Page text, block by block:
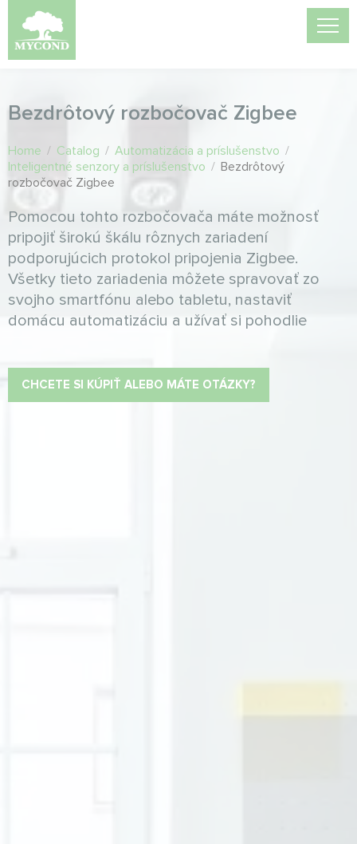
Bezdrôtový rozbočovač Zigbee
Home / Catalog / Automatizácia a príslušenstvo /
Inteligentné senzory a príslušenstvo / Bezdrôtový
rozbočovač Zigbee
Pomocou tohto rozbočovača máte možnosť
pripojiť širokú škálu rôznych zariadení
podporujúcich protokol pripojenia Zigbee.
Všetky tieto zariadenia môžete spravovať zo
svojho smartfónu alebo tabletu, nastaviť
domácu automatizáciu a užívať si pohodlie
CHCETE SI KÚPIŤ ALEBO MÁTE OTÁZKY?